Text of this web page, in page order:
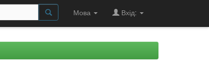
Мова Вхід: